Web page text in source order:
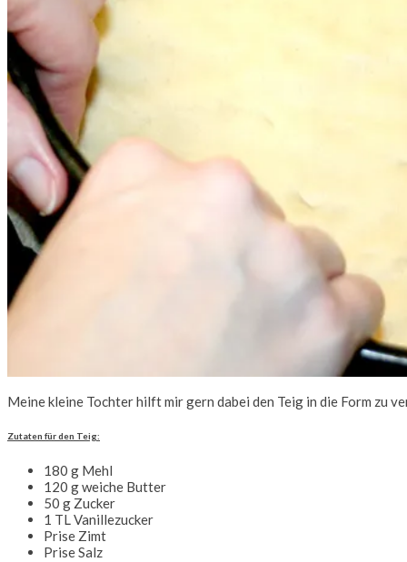
Meine kleine Tochter hilft mir gern dabei den Teig in die Form zu
Zutaten für den Teig:
180 g Mehl
120 g weiche Butter
50 g Zucker
1 TL Vanillezucker
Prise Zimt
Prise Salz